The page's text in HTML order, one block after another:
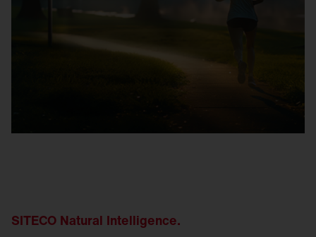
SITECO Natural Intelligence.